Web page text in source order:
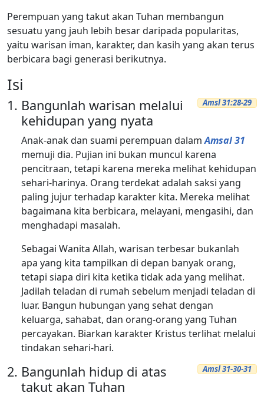
Perempuan yang takut akan Tuhan membangun
sesuatu yang jauh lebih besar daripada popularitas,
yaitu warisan iman, karakter, dan kasih yang akan terus
berbicara bagi generasi berikutnya.
Isi
Amsl 31:28-29
Bangunlah warisan melalui
kehidupan yang nyata
Anak-anak dan suami perempuan dalamAmsal 31
memuji dia. Pujian ini bukan muncul karena
pencitraan, tetapi karena mereka melihat kehidupan
sehari-harinya. Orang terdekat adalah saksi yang
paling jujur terhadap karakter kita. Mereka melihat
bagaimana kita berbicara, melayani, mengasihi, dan
menghadapi masalah.
Sebagai Wanita Allah, warisan terbesar bukanlah
apa yang kita tampilkan di depan banyak orang,
tetapi siapa diri kita ketika tidak ada yang melihat.
Jadilah teladan di rumah sebelum menjadi teladan di
luar. Bangun hubungan yang sehat dengan
keluarga, sahabat, dan orang-orang yang Tuhan
percayakan. Biarkan karakter Kristus terlihat melalui
tindakan sehari-hari.
Amsl 31-30-31
Bangunlah hidup di atas
takut akan Tuhan